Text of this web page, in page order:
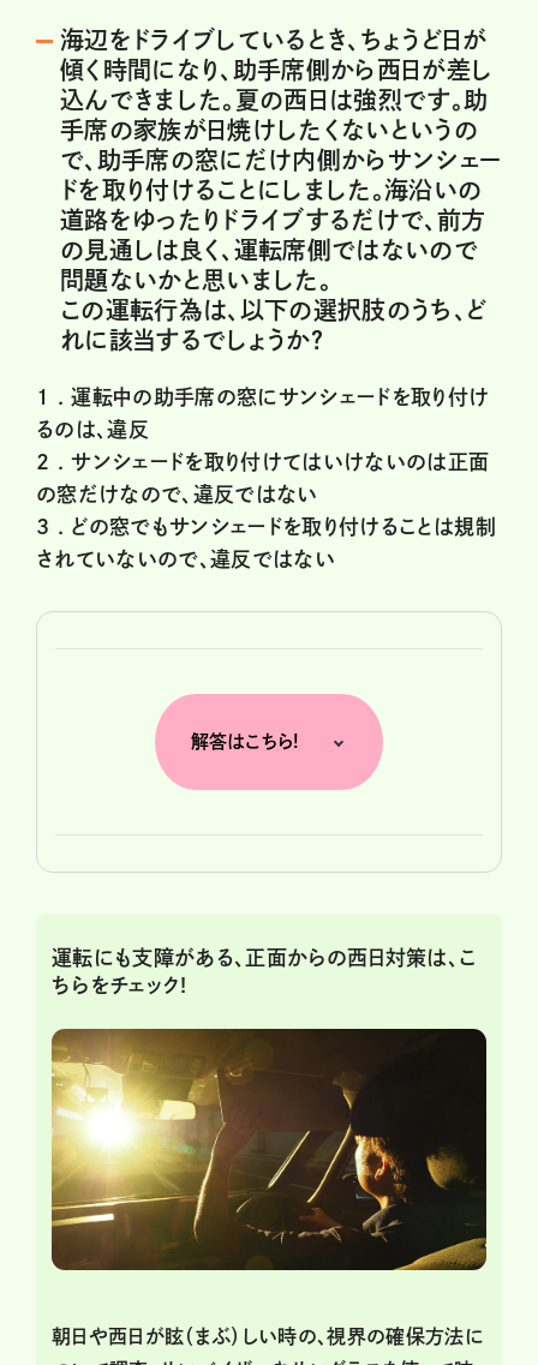
海辺をドライブしているとき、ちょうど日が
傾く時間になり、助手席側から西日が差し
込んできました。夏の西日は強烈です。助
手席の家族が日焼けしたくないというの
で、助手席の窓にだけ内側からサンシェー
ドを取り付けることにしました。海沿いの
道路をゆったりドライブするだけで、前方
の見通しは良く、運転席側ではないので
問題ないかと思いました。
この運転行為は、以下の選択肢のうち、ど
れに該当するでしょうか？
1 .運転中の助手席の窓にサンシェードを取り付け
るのは、違反
2 .サンシェードを取り付けてはいけないのは正面
の窓だけなので、違反ではない
3 . どの窓でもサンシェードを取り付けることは規制
されていないので、違反ではない
解答はこちら!
運転にも支障がある、正面からの西日対策は、こ
ちらをチェック!
朝日や西日が眩（まぶ）しい時の、視界の確保方法に